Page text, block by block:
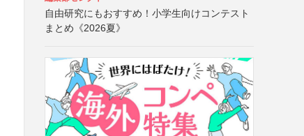
自由研究にもおすすめ！小学生向けコンテスト
まとめ《2026夏》